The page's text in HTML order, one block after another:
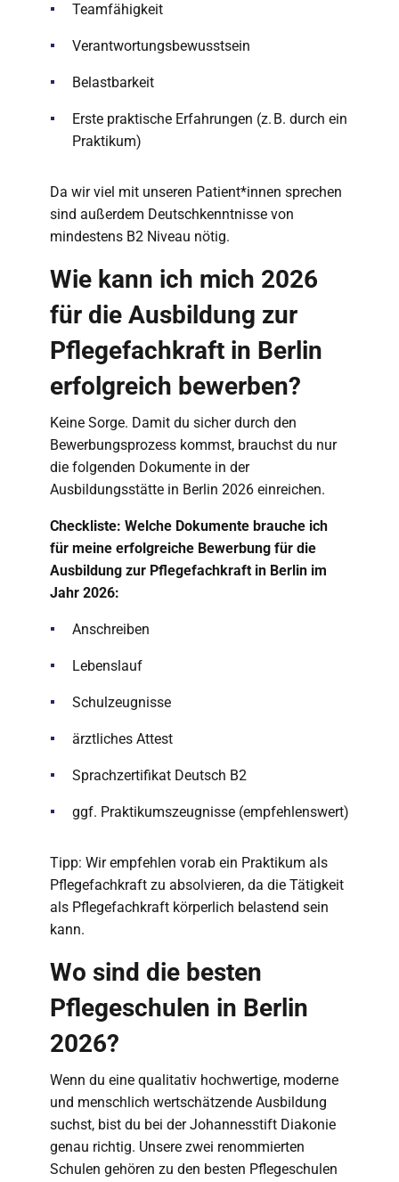
Teamfähigkeit
Verantwortungsbewusstsein
Belastbarkeit
Erste praktische Erfahrungen (z. B. durch ein
Praktikum)
Da wir viel mit unseren Patient*innen sprechen
sind außerdem Deutschkenntnisse von
mindestens B2 Niveau nötig.
Wie kann ich mich 2026
für die Ausbildung zur
Pflegefachkraft in Berlin
erfolgreich bewerben?
Keine Sorge. Damit du sicher durch den
Bewerbungsprozess kommst, brauchst du nur
die folgenden Dokumente in der
Ausbildungsstätte in Berlin 2026 einreichen.
Checkliste: Welche Dokumente brauche ich
für meine erfolgreiche Bewerbung für die
Ausbildung zur Pflegefachkraft in Berlin im
Jahr 2026:
Anschreiben
Lebenslauf
Schulzeugnisse
ärztliches Attest
Sprachzertifikat Deutsch B2
ggf. Praktikumszeugnisse (empfehlenswert)
Tipp: Wir empfehlen vorab ein Praktikum als
Pflegefachkraft zu absolvieren, da die Tätigkeit
als Pflegefachkraft körperlich belastend sein
kann.
Wo sind die besten
Pflegeschulen in Berlin
2026?
Wenn du eine qualitativ hochwertige, moderne
und menschlich wertschätzende Ausbildung
suchst, bist du bei der Johannesstift Diakonie
genau richtig. Unsere zwei renommierten
Schulen gehören zu den besten Pflegeschulen